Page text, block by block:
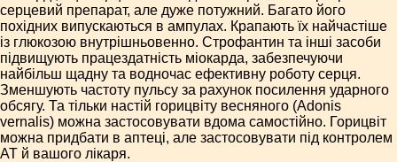
серцевий препарат, але дуже потужний. Багато його
похідних випускаються в ампулах. Крапають їх найчастіше
із глюкозою внутрішньовенно. Строфантин та інші засоби
підвищують працездатність міокарда, забезпечуючи
найбільш щадну та водночас ефективну роботу серця.
Зменшують частоту пульсу за рахунок посилення ударного
обсягу. Та тільки настій горицвіту весняного (Adonis
vernalis) можна застосовувати вдома самостійно. Горицвіт
можна придбати в аптеці, але застосовувати під контролем
АТ й вашого лікаря.